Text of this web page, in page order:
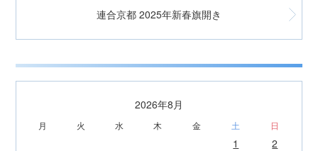
連合京都 2025年新春旗開き
2026年8月
月 火 水 木 金 土 日
1
2